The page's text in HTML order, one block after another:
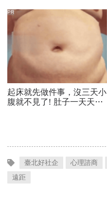
兵：鎖定美日頂級客戶切入
起床就先做件事，沒三天小
腹就不見了! 肚子一天天變
PR
臺北好社企 心理諮商
遠距